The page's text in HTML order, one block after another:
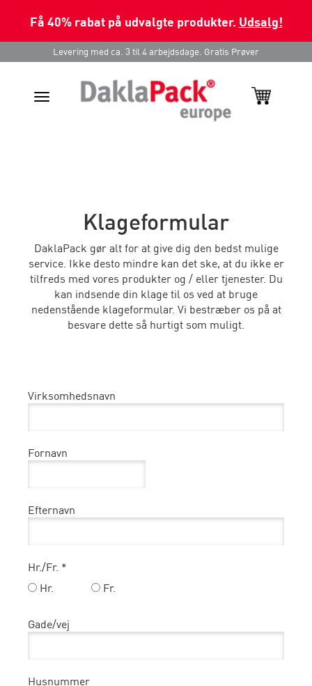
Få 40% rabat på udvalgte produkter. Udsalg!
Levering med ca. 3 til 4 arbejdsdage. Gratis Prøver
Toggle
Klageformular
DaklaPack gør alt for at give dig den bedst mulige
service. Ikke desto mindre kan det ske, at du ikke er
tilfreds med vores produkter og / eller tjenester. Du
kan indsende din klage til os ved at bruge
nedenstående klageformular. Vi bestræber os på at
besvare dette så hurtigt som muligt.
Virksomhedsnavn
Fornavn
Efternavn
Hr./Fr. *
Hr.
Fr.
Gade/vej
Husnummer